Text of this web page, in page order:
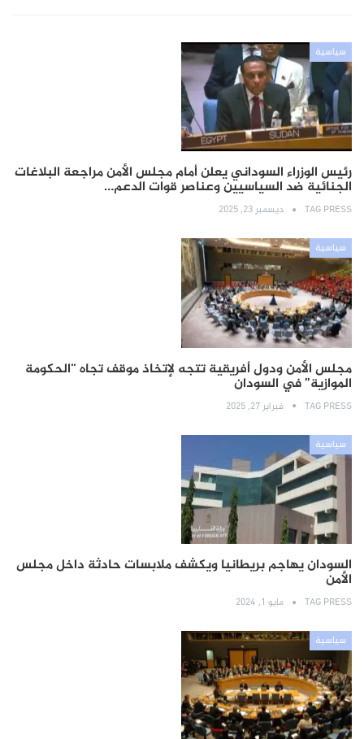
سياسية
رئيس الوزراء السوداني يعلن أمام مجلس الأمن مراجعة البلاغات
الجنائية ضد السياسيين وعناصر قوات الدعم…
TAG PRESS ديسمبر 23, 2025
سياسية
مجلس الأمن ودول أفريقية تتجه لإتخاذ موقف تجاه “الحكومة
الموازية” في السودان
TAG PRESS فبراير 27, 2025
سياسية
السودان يهاجم بريطانيا ويكشف ملابسات حادثة داخل مجلس
الأمن
TAG PRESS مايو 1, 2024
سياسية